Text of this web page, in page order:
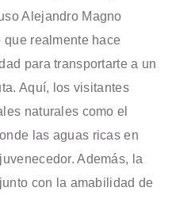
Alejandro Magno
realmente hace
para transportarte a un
Aquí, los visitantes
naturales como el
las aguas ricas en
Además, la
con la amabilidad de